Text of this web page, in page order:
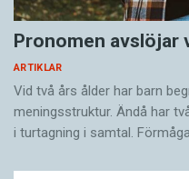
Pronomen avslöjar
ARTIKLAR
Vid två års ålder har barn
meningsstruktur. Ändå har
i turtagning i samtal.